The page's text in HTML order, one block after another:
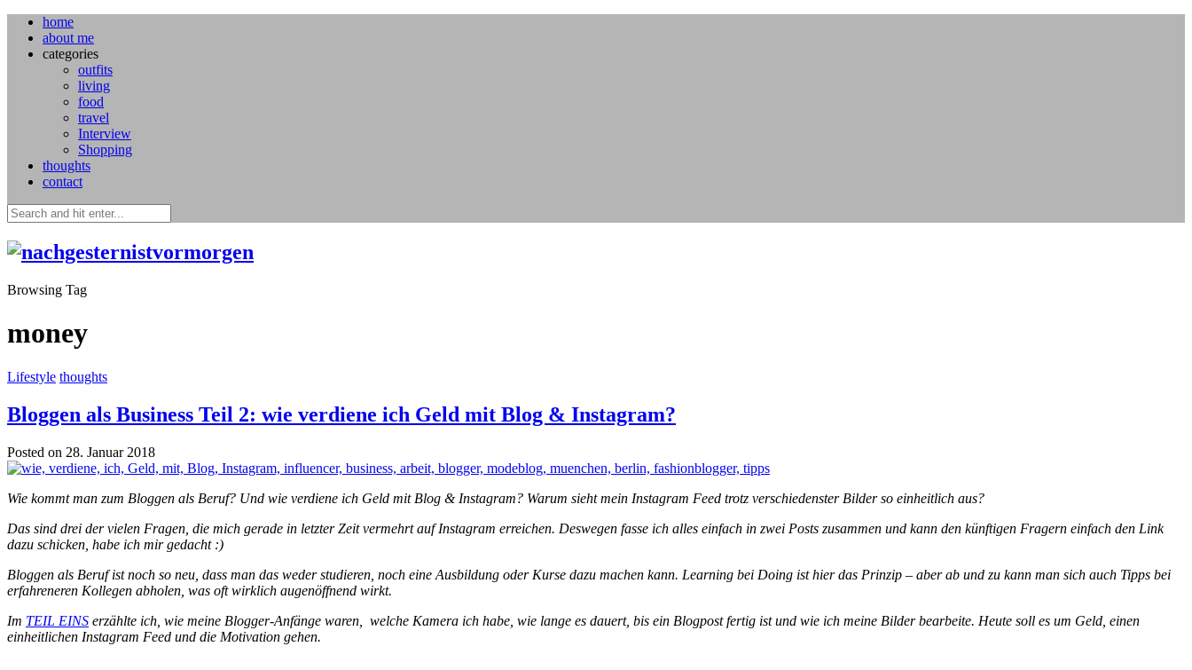
home
about me
categories
outfits
living
food
travel
Interview
Shopping
thoughts
contact
Browsing Tag
money
Lifestyle thoughts
Bloggen als Business Teil 2: wie verdiene ich Geld mit Blog & Instagram?
Posted on 28. Januar 2018
Wie kommt man zum Bloggen als Beruf? Und wie verdiene ich Geld mit Blog & Instagram? Warum sieht mein Instagram Feed trotz verschiedenster Bilder so einheitlich aus?
Das sind drei der vielen Fragen, die mich gerade in letzter Zeit vermehrt auf Instagram erreichen. Deswegen fasse ich alles einfach in zwei Posts zusammen und kann den künftigen Fragern einfach den Link
dazu schicken, habe ich mir gedacht :)
Bloggen als Beruf ist noch so neu, dass man das weder studieren, noch eine Ausbildung oder Kurse dazu machen kann. Learning bei Doing ist hier das Prinzip – aber ab und zu kann man sich auch Tipps bei
erfahreneren Kollegen abholen, was oft wirklich augenöffnend wirkt.
Im TEIL EINS erzählte ich, wie meine Blogger-Anfänge waren, welche Kamera ich habe, wie lange es dauert, bis ein Blogpost fertig ist und wie ich meine Bilder bearbeite. Heute soll es um Geld, einen
einheitlichen Instagram Feed und die Motivation gehen.